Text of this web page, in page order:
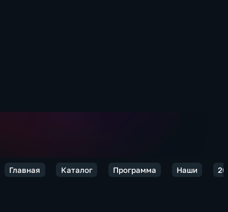
Главная Каталог Программа Наши